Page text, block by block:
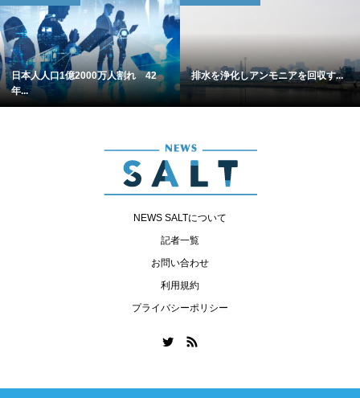
日本人人口1億2000万人割れ 42
年...
排水を浄化しアンモニアを回収す...
NEWS SALTについて
記者一覧
お問い合わせ
利用規約
プライバシーポリシー